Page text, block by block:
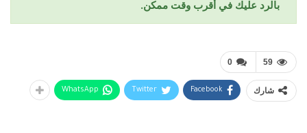
بالرد عليك في أقرب وقت ممكن.
0 59
شارك Facebook
Twitter
WhatsApp